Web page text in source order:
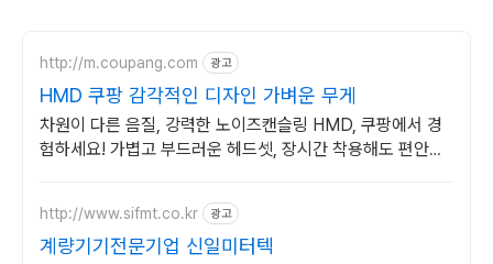
http://m.coupang.com 광고
HMD 쿠팡 감각적인 디자인 가벼운 무게
차원이 다른 음질, 강력한 노이즈캔슬링 HMD, 쿠팡에서 경
험하세요! 가볍고 부드러운 헤드셋, 장시간 착용해도 편안하
http://www.sifmt.co.kr 광고
계량기기전문기업 신일미터텍